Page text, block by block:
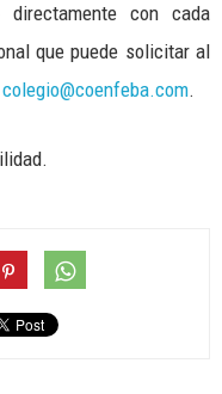
directamente con cada
que puede solicitar al
colegio@coenfeba.com.